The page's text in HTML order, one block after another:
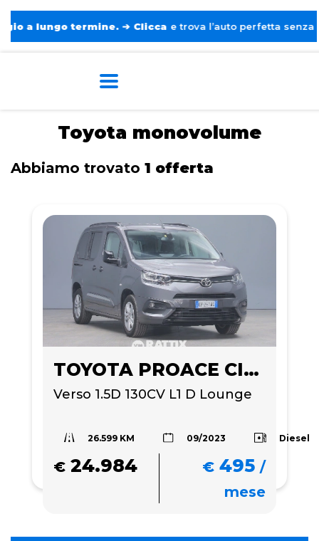
lungo termine. ➔ Clicca e trova l’auto perfetta senza
Toyota monovolume
Abbiamo trovato 1 offerta
TOYOTA PROACE CITY
Verso 1.5D 130CV L1 D Lounge
26.599 KM 09/2023 Diesel
€ 24.984 € 495 /
mese